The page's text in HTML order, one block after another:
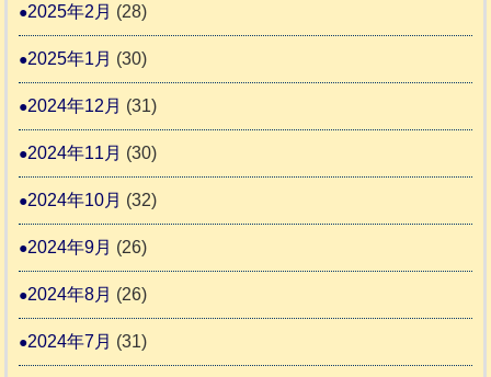
2025年2月 (28)
2025年1月 (30)
2024年12月 (31)
2024年11月 (30)
2024年10月 (32)
2024年9月 (26)
2024年8月 (26)
2024年7月 (31)